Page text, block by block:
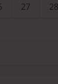
27 28